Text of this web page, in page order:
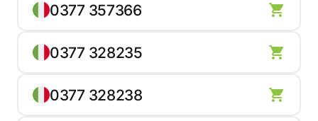
0377 357366
0377 328235
0377 328238